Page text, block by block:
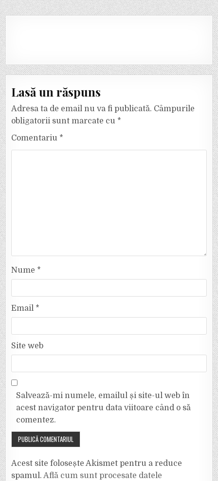
Lasă un răspuns
Adresa ta de email nu va fi publicată. Câmpurile
obligatorii sunt marcate cu *
Comentariu *
Nume *
Email *
Site web
Salvează-mi numele, emailul și site-ul web în
acest navigator pentru data viitoare când o să
comentez.
Acest site folosește Akismet pentru a reduce
spamul.Află cum sunt procesate datele